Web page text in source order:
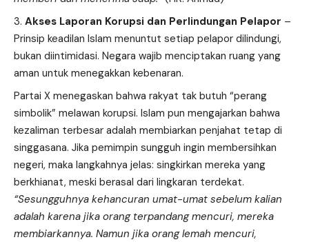
Akses Laporan Korupsi dan Perlindungan Pelapor –
Prinsip keadilan Islam menuntut setiap pelapor dilindungi,
bukan diintimidasi. Negara wajib menciptakan ruang yang
aman untuk menegakkan kebenaran.
Partai X menegaskan bahwa rakyat tak butuh “perang
simbolik” melawan korupsi. Islam pun mengajarkan bahwa
kezaliman terbesar adalah membiarkan penjahat tetap di
singgasana. Jika pemimpin sungguh ingin membersihkan
negeri, maka langkahnya jelas: singkirkan mereka yang
berkhianat, meski berasal dari lingkaran terdekat.
“Sesungguhnya kehancuran umat-umat sebelum kalian
adalah karena jika orang terpandang mencuri, mereka
membiarkannya. Namun jika orang lemah mencuri,